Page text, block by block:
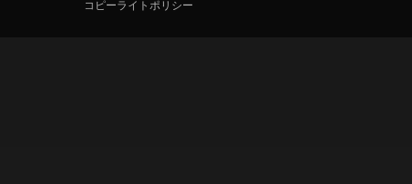
コピーライトポリシー